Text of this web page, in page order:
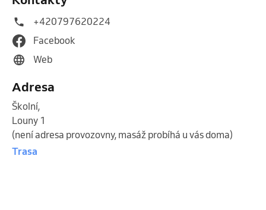
+420797620224
Facebook
Web
Adresa
Školní,
Louny 1
(není adresa provozovny, masáž probíhá u vás doma)
Trasa